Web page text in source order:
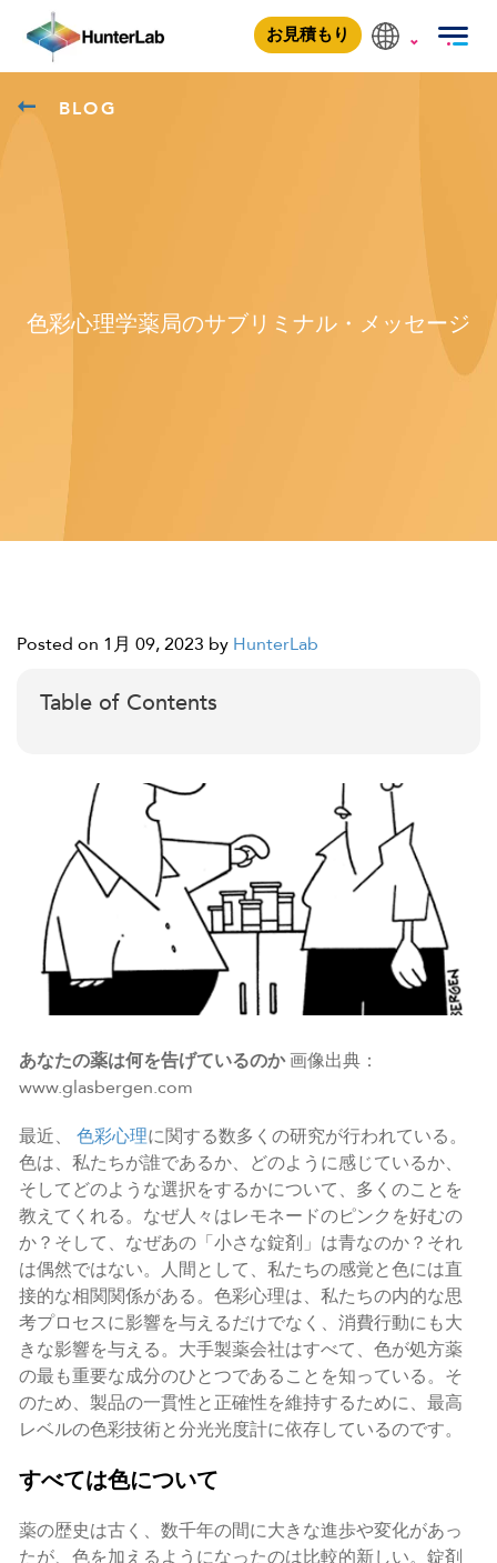
お見積もり
BLOG
色彩心理学薬局のサブリミナル・メッセージ
Posted on 1月 09, 2023 by HunterLab
Table of Contents
あなたの薬は何を告げているのか画像出典：
www.glasbergen.com
最近、
色彩心理に関する数多くの研究が行われている。
色は、私たちが誰であるか、どのように感じているか、
そしてどのような選択をするかについて、多くのことを
教えてくれる。なぜ人々はレモネードのピンクを好むの
か？そして、なぜあの「小さな錠剤」は青なのか？それ
は偶然ではない。人間として、私たちの感覚と色には直
接的な相関関係がある。色彩心理は、私たちの内的な思
考プロセスに影響を与えるだけでなく、消費行動にも大
きな影響を与える。大手製薬会社はすべて、色が処方薬
の最も重要な成分のひとつであることを知っている。そ
のため、製品の一貫性と正確性を維持するために、最高
レベルの色彩技術と分光光度計に依存しているのです。
すべては色について
薬の歴史は古く、数千年の間に大きな進歩や変化があっ
たが、色を加えるようになったのは比較的新しい。錠剤